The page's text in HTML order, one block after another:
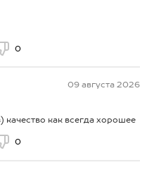
0
09 августа 2026
качество как всегда хорошее
0